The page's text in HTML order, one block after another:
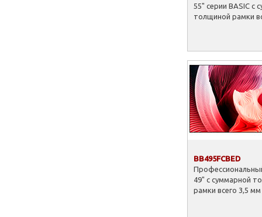
55" серии BASIC с
толщиной рамки
BB495FCBED
49" с суммарной
рамки всего 3,5 мм